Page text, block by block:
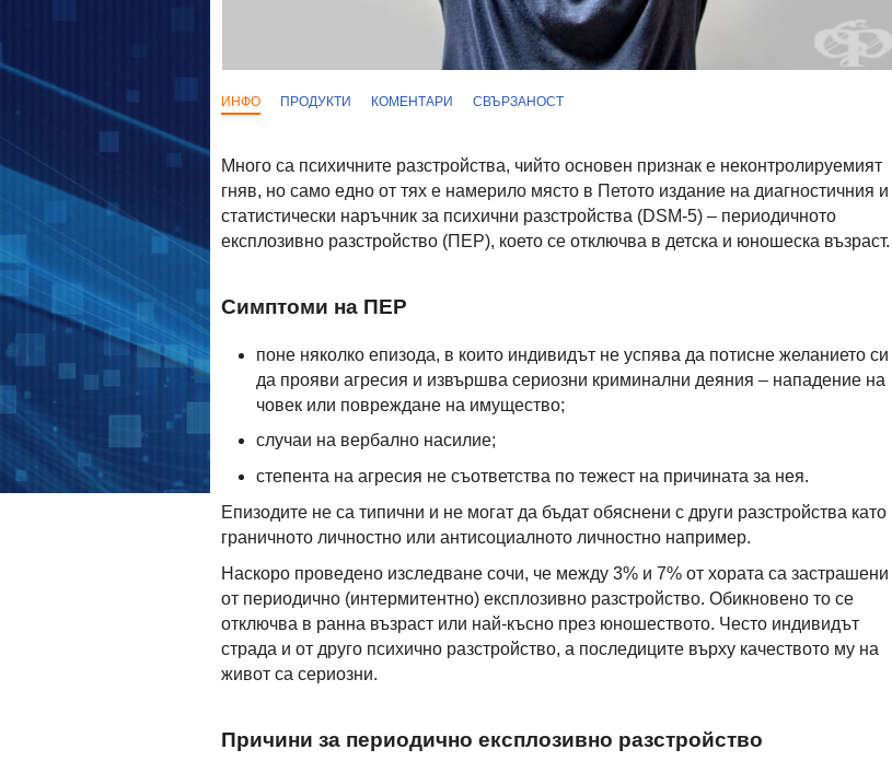
ИНФО ПРОДУКТИ КОМЕНТАРИ СВЪРЗАНОСТ
Много са психичните разстройства, чийто основен признак е неконтролируемият
гняв, но само едно от тях е намерило място в Петото издание на диагностичния и
статистически наръчник за психични разстройства (DSM-5) – периодичното
експлозивно разстройство (ПЕР), което се отключва в детска и юношеска възраст.
Симптоми на ПЕР
поне няколко епизода, в които индивидът не успява да потисне желанието си
да прояви агресия и извършва сериозни криминални деяния – нападение на
човек или повреждане на имущество;
случаи на вербално насилие;
степента на агресия не съответства по тежест на причината за нея.
Епизодите не са типични и не могат да бъдат обяснени с други разстройства като
граничното личностно или антисоциалното личностно например.
Наскоро проведено изследване сочи, че между 3% и 7% от хората са застрашени
от периодично (интермитентно) експлозивно разстройство. Обикновено то се
отключва в ранна възраст или най-късно през юношеството. Често индивидът
страда и от друго психично разстройство, а последиците върху качеството му на
живот са сериозни.
Причини за периодично експлозивно разстройство